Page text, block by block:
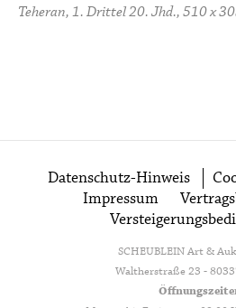
Teheran, 1. Drittel 20. Jhd., 510 x
Datenschutz-Hinweis
Impressum
SCHEUBLEIN Art &
Waltherstraße 23 -